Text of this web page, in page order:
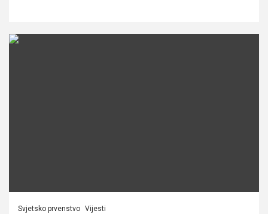
Svjetsko prvenstvo Vijesti